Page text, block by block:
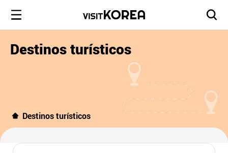
Destinos turísticos
Destinos turísticos